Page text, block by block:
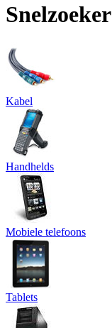
Snelzoeker
Kabel
Handhelds
Mobiele telefoons
Tablets